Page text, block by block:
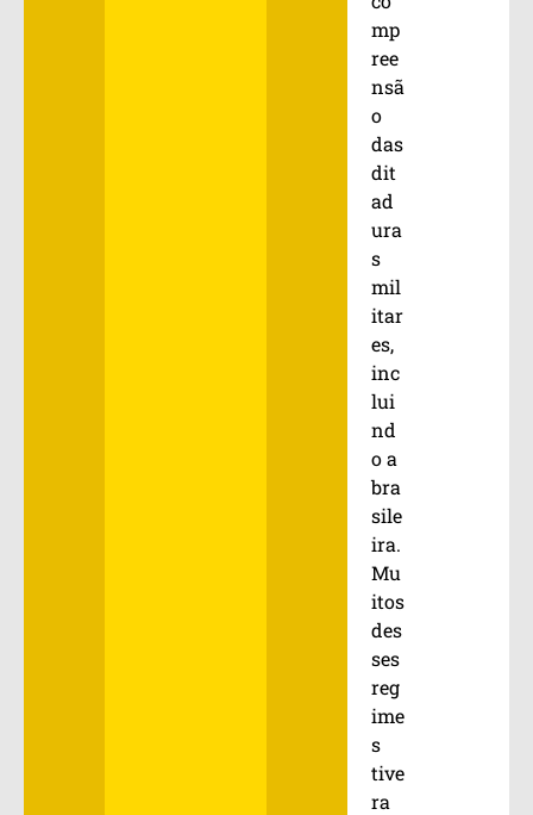
mp
ree
nsã
o
das
dit
ad
ura
s
mil
itar
es,
inc
lui
nd
o a
bra
sile
ira.
Mu
itos
des
ses
reg
ime
s
tive
ra